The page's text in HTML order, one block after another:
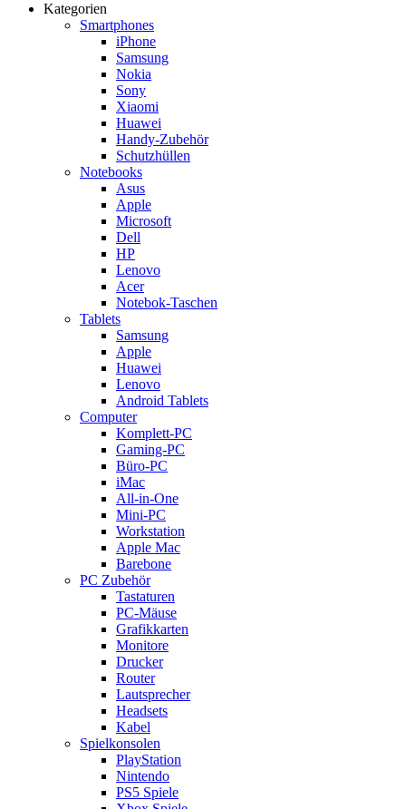
Kategorien
Smartphones
iPhone
Samsung
Nokia
Sony
Xiaomi
Huawei
Handy-Zubehör
Schutzhüllen
Notebooks
Asus
Apple
Microsoft
Dell
HP
Lenovo
Acer
Notebok-Taschen
Tablets
Samsung
Apple
Huawei
Lenovo
Android Tablets
Computer
Komplett-PC
Gaming-PC
Büro-PC
iMac
All-in-One
Mini-PC
Workstation
Apple Mac
Barebone
PC Zubehör
Tastaturen
PC-Mäuse
Grafikkarten
Monitore
Drucker
Router
Lautsprecher
Headsets
Kabel
Spielkonsolen
PlayStation
Nintendo
PS5 Spiele